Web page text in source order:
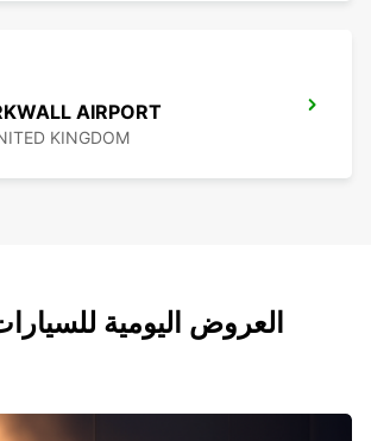
AIRPORT
KINGDOM
العروض اليومية